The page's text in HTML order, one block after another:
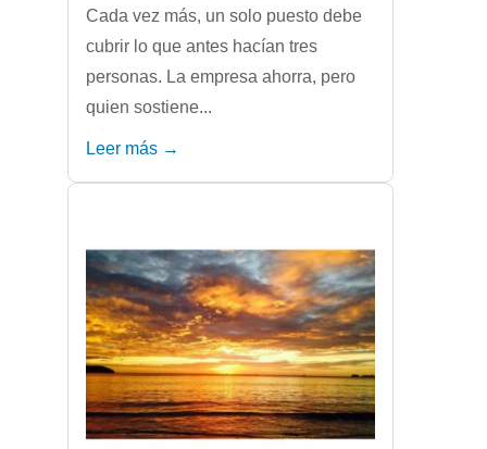
Cada vez más, un solo puesto debe
cubrir lo que antes hacían tres
personas. La empresa ahorra, pero
quien sostiene...
Leer más →